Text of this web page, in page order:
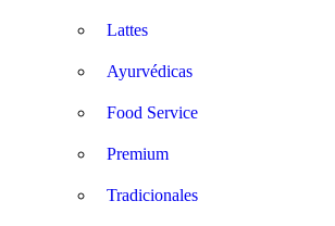
Lattes
Ayurvédicas
Food Service
Premium
Tradicionales